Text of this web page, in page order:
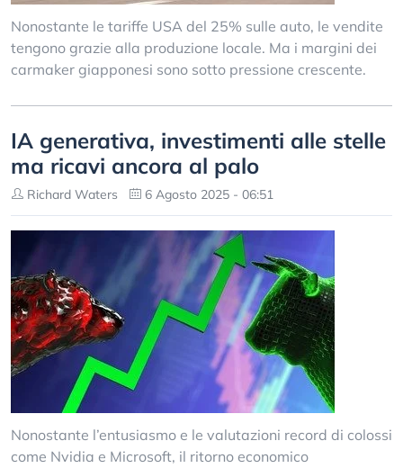
Nonostante le tariffe USA del 25% sulle auto, le vendite
tengono grazie alla produzione locale. Ma i margini dei
carmaker giapponesi sono sotto pressione crescente.
IA generativa, investimenti alle stelle
ma ricavi ancora al palo
Richard Waters 6 Agosto 2025 - 06:51
Nonostante l’entusiasmo e le valutazioni record di colossi
come Nvidia e Microsoft, il ritorno economico